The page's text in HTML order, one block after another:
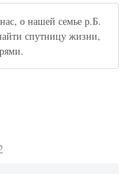
о нашей семье р.Б.
спутницу жизни,